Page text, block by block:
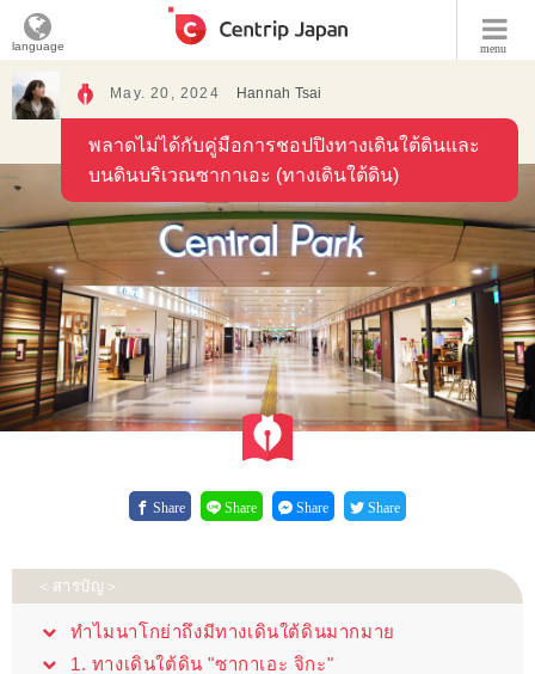
menu
language
May. 20, 2024 Hannah Tsai
พลาดไม่ได้กับคู่มือการชอปปิงทางเดินใต้ดินและ
บนดินบริเวณซากาเอะ (ทางเดินใต้ดิน)
Share Share Share Share
＜สารบัญ＞
ทำไมนาโกย่าถึงมีทางเดินใต้ดินมากมาย
1. ทางเดินใต้ดิน "ซากาเอะ จิกะ"